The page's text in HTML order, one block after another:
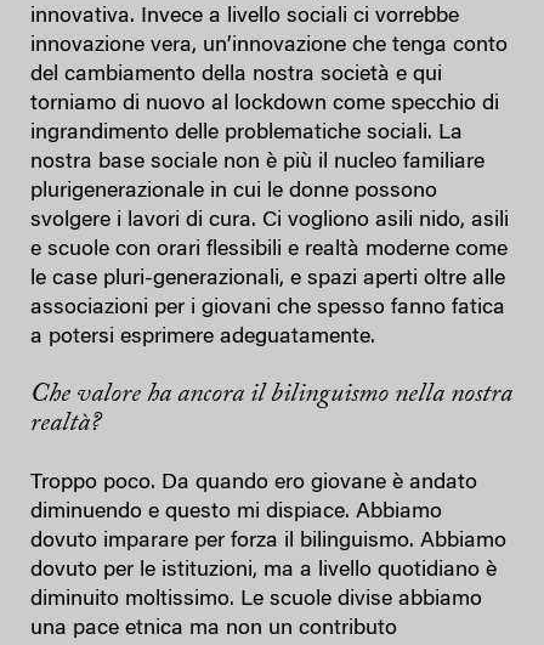
innovativa. Invece a livello sociali ci vorrebbe
innovazione vera, un’innovazione che tenga conto
del cambiamento della nostra società e qui
torniamo di nuovo al lockdown come specchio di
ingrandimento delle problematiche sociali. La
nostra base sociale non è più il nucleo familiare
plurigenerazionale in cui le donne possono
svolgere i lavori di cura. Ci vogliono asili nido, asili
e scuole con orari flessibili e realtà moderne come
le case pluri-generazionali, e spazi aperti oltre alle
associazioni per i giovani che spesso fanno fatica
a potersi esprimere adeguatamente.
Che valore ha ancora il bilinguismo nella nostra
realtà?
Troppo poco. Da quando ero giovane è andato
diminuendo e questo mi dispiace. Abbiamo
dovuto imparare per forza il bilinguismo. Abbiamo
dovuto per le istituzioni, ma a livello quotidiano è
diminuito moltissimo. Le scuole divise abbiamo
una pace etnica ma non un contributo